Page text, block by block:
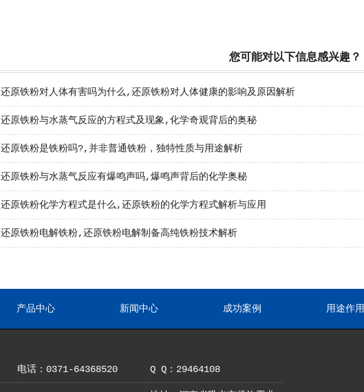
您可能对以下信息感兴趣？
还原铁粉对人体有害吗为什么,还原铁粉对人体健康的影响及原因解析
还原铁粉与水蒸气反应的方程式及现象,化学奇观背后的奥秘
还原铁粉是铁粉吗?,并非普通铁粉，独特性质与用途解析
还原铁粉与水蒸气反应有爆鸣声吗,爆鸣声背后的化学奥秘
还原铁粉化学方程式是什么,还原铁粉的化学方程式解析与应用
还原铁粉电解铁粉,还原铁粉电解制备高纯铁粉技术解析
产品中心 新闻中心 成功案例 用途作用
电话：0371-64368520 Q Q：29464108